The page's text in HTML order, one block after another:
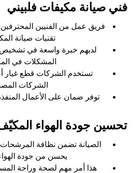
فني صيانة مكيفات فلبيني
فريق عمل من الفنيين
تقنيات صيانة
لديهم خبرة واسعة في تشخيص
المشكلات في
تستخدم الشركات قطع غيار
الشركات
توفر ضمان على الأعمال
تحسين جودة الهواء
الصيانة تضمن نظافة المرشحات
يحسن من جودة
هذا أمر مهم لصحة وراحة